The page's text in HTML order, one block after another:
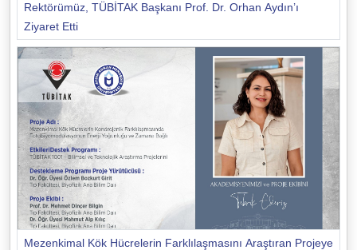
Rektörümüz, TÜBİTAK Başkanı Prof. Dr. Orhan Aydın’ı
Ziyaret Etti
Mezenkimal Kök Hücrelerin Farklılaşmasını Araştıran Projeye